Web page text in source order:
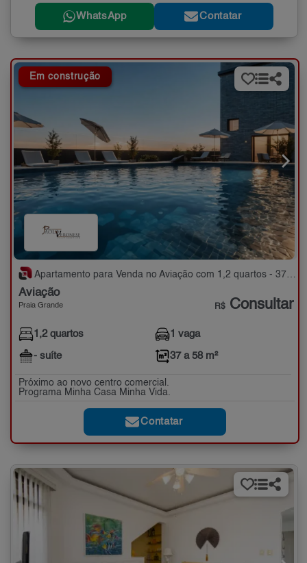
WhatsApp Contatar
Em construção
Apartamento para Venda no Aviação com 1,2 quartos - 37 a 58 m²
Aviação
Praia Grande R$ Consultar
1,2 quartos
- suíte
1 vaga
37 a 58 m²
Próximo ao novo centro comercial.
Programa Minha Casa Minha Vida.
Contatar